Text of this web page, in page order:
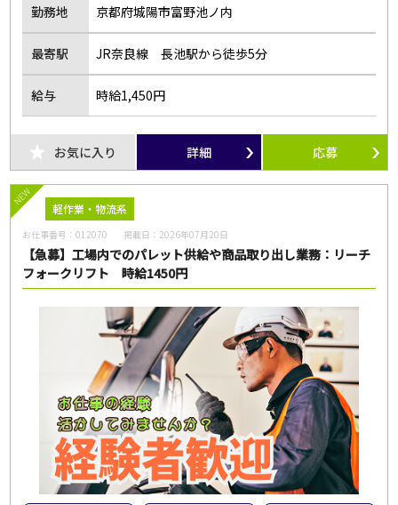
勤務地 京都府城陽市富野池ノ内
最寄駅 JR奈良線 長池駅から徒歩5分
給与 時給1,450円
お気に入り 詳細 応募
NEW
軽作業・物流系
お仕事番号：012070 掲載日： 2026年07月20日
【急募】工場内でのパレット供給や商品取り出し業務：リーチ
フォークリフト 時給1450円